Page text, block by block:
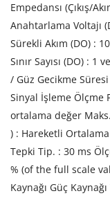
Empedansı (Çıkış/
Anahtarlama Voltajı
Sürekli Akım (DO) :
Sınır Sayısı (DO) :
/ Güz Gecikme Süresi
Sinyal İşleme Ölçme
ortalama değer Maks.
) : Hareketli
Tepki Tip. : 30 ms
% (of the full scale
Kaynağı Güç